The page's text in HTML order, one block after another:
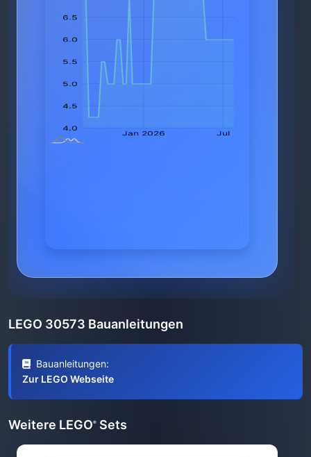
LEGO 30573 Bauanleitungen
Bauanleitungen:
Zur LEGO Webseite
Weitere LEGO® Sets